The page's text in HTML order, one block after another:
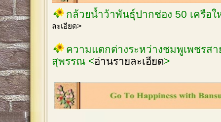
กล้วยน้ำว้าพันธุ์ปากช่อง 50 เครือ
ละเอียด>
ความแตกต่างระหว่างชมพูเพชรส
สุพรรณ <อ่านรายละเอียด>